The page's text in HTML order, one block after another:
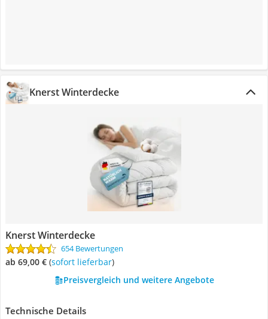
Knerst Winterdecke
Knerst Winterdecke
654 Bewertungen
ab 69,00 € ( Sofort lieferbar)
Preisvergleich und weitere Angebote
Technische Details